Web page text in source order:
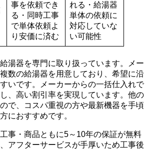
事を依頼でき
る・同時工事
で単体依頼よ
り安価に済む
れる・給湯器
単体の依頼に
対応していな
い可能性
湯器を専門に取り扱っています。メー
数の給湯器を用意しており、希望に沿
いです。メーカーからの一括仕入れで
、高い割引率を実現しています。他の
で、コスパ重視の方や最新機器を手頃
におすすめです。
事・商品ともに5～10年の保証が無料
アフターサービスが手厚いため工事後